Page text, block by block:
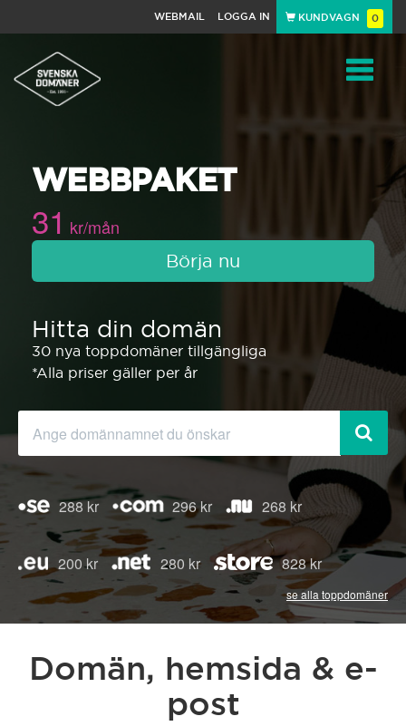
WEBMAIL LOGGA IN KUNDVAGN 0
Toggle
WEBBPAKET
31 kr/mån
Börja nu
Hitta din domän
30 nya toppdomäner tillgängliga
*Alla priser gäller per år
288 kr 296 kr 268 kr
200 kr 280 kr 828 kr
se alla toppdomäner
Domän, hemsida & e-
post